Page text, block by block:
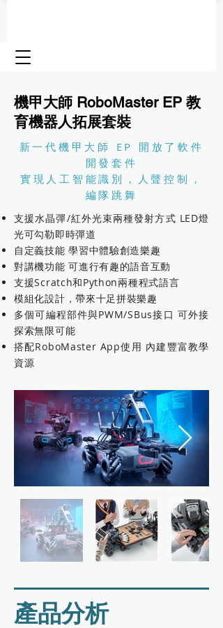
機甲大師 RoboMaster EP 教
育機器人拓展套裝
新一代機甲大師 EP 開放了軟件
開發套件
實現人工智能識別，人聲控制，
編隊跳舞
支援水晶彈/紅外光束兩種發射方式 LED燈
光可勾勒即時彈道
自定義技能 學習中體驗創造樂趣
對講機功能 可進行有趣的語音互動
支援Scratch和Python兩種程式語言
模組化設計，帶來十足拼裝樂趣
多個可編程部件與PWM/SBus接口 可外接
探索無限可能
搭配RoboMaster App使用 內建豐富教學
資源
​產品分析